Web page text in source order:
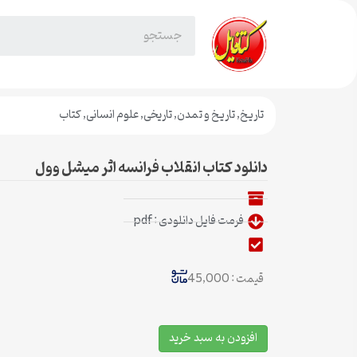
تاریخ,تاریخ و تمدن,تاریخی,علوم انسانی,کتاب
دانلود کتاب انقلاب فرانسه اثر میشل وول
فرمت فایل دانلودی : pdf
قیمت : 45,000
افزودن به سبد خرید